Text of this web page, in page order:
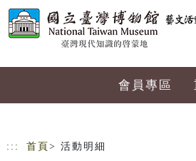
會員專區
::: 首頁 > 活動明細